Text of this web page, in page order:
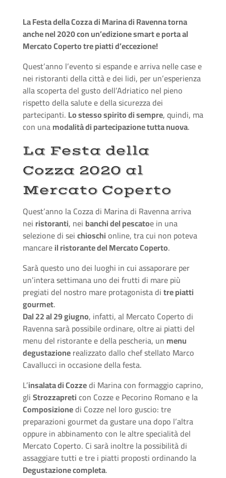
La Festa della Cozza di Marina di Ravenna torna
anche nel 2020 con un’edizione smart e porta al
Mercato Coperto tre piatti d’eccezione!
Quest’anno l’evento si espande e arriva nelle case e
nei ristoranti della città e dei lidi, per un’esperienza
alla scoperta del gusto dell’Adriatico nel pieno
rispetto della salute e della sicurezza dei
partecipanti. Lo stesso spirito di sempre, quindi, ma
con unamodalità di partecipazione tutta nuova.
La Festa della
Cozza 2020 al
Mercato Coperto
Quest’anno la Cozza di Marina di Ravenna arriva
nei ristoranti, nei banchi del pescatoe in una
selezione di seichioschionline, tra cui non poteva
mancareil ristorante del Mercato Coperto.
Sarà questo uno dei luoghi in cui assaporare per
un’intera settimana uno dei frutti di mare più
pregiati del nostro mare protagonista ditre piatti
gourmet.
Dal 22 al 29 giugno, infatti, al Mercato Coperto di
Ravenna sarà possibile ordinare, oltre ai piatti del
menu del ristorante e della pescheria, un menu
degustazionerealizzato dallo chef stellato Marco
Cavallucci in occasione della festa.
L’insalata di Cozzedi Marina con formaggio caprino,
gliStrozzapreticon Cozze e Pecorino Romano e la
Composizionedi Cozze nel loro guscio: tre
preparazioni gourmet da gustare una dopo l’altra
oppure in abbinamento con le altre specialità del
Mercato Coperto. Ci sarà inoltre la possibilità di
assaggiare tutti e tre i piatti proposti ordinando la
Degustazione completa.